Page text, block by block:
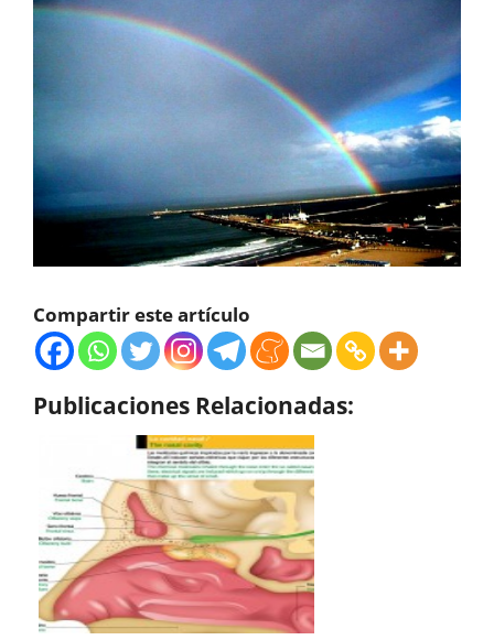
Compartir este artículo
Publicaciones Relacionadas: